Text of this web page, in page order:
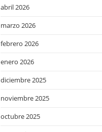
abril 2026
marzo 2026
febrero 2026
enero 2026
diciembre 2025
noviembre 2025
octubre 2025